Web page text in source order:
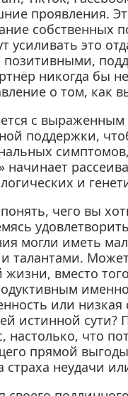
проявления.
собственных
усиливать это
никогда бы
о том, как
с
поддержки,
начинает
и
чего вы
могли иметь
талантами.
вместо
или
истинной
настолько, что
прямой
страха неудачи